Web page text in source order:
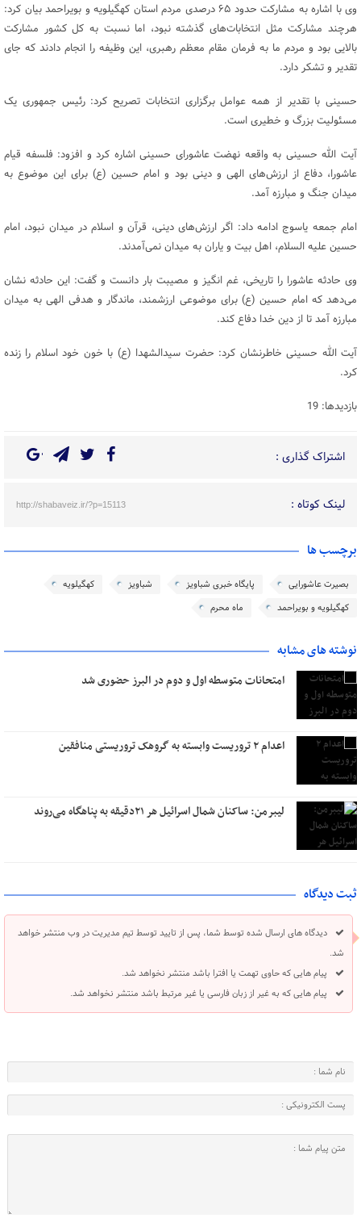
وی با اشاره به مشارکت حدود ۶۵ درصدی مردم استان کهگیلویه و بویراحمد بیان کرد:
هرچند مشارکت مثل انتخابات‌های گذشته نبود، اما نسبت به کل کشور مشارکت
بالایی بود و مردم ما به فرمان مقام معظم رهبری، این وظیفه را انجام دادند که جای
تقدیر و تشکر دارد.
حسینی با تقدیر از همه عوامل برگزاری انتخابات تصریح کرد: رئیس جمهوری یک
مسئولیت بزرگ و خطیری است.
آیت الله حسینی به واقعه نهضت عاشورای حسینی اشاره کرد و افزود: فلسفه قیام
عاشورا، دفاع از ارزش‌های الهی و دینی بود و امام حسین (ع) برای این موضوع به
میدان جنگ و مبارزه آمد.
امام جمعه یاسوج ادامه داد: اگر ارزش‌های دینی، قرآن و اسلام در میدان نبود، امام
حسین علیه السلام، اهل بیت و یاران به میدان نمی‌آمدند.
وی حادثه عاشورا را تاریخی، غم انگیز و مصیبت بار دانست و گفت: این حادثه نشان
می‌دهد که امام حسین (ع) برای موضوعی ارزشمند، ماندگار و هدفی الهی به میدان
مبارزه آمد تا از دین خدا دفاع کند.
آیت الله حسینی خاطرنشان کرد: حضرت سیدالشهدا (ع) با خون خود اسلام را زنده
کرد.
بازدیدها: 19
اشتراک گذاری :
لینک کوتاه : http://shabaveiz.ir/?p=15113
برچسب ها
بصیرت عاشورایی پایگاه خبری شباویز شباویز
کهگیلویه
کهگیلویه و بویراحمد
ماه محرم
نوشته های مشابه
امتحانات متوسطه اول و دوم در البرز حضوری شد
اعدام ۲ تروریست وابسته به گروهک تروریستی منافقین
لیبرمن: ساکنان شمال اسرائیل هر ۲۱دقیقه به پناهگاه می‌روند
ثبت دیدگاه
دیدگاه های ارسال شده توسط شما، پس از تایید توسط تیم مدیریت در وب منتشر خواهد
شد.
پیام هایی که حاوی تهمت یا افترا باشد منتشر نخواهد شد.
پیام هایی که به غیر از زبان فارسی یا غیر مرتبط باشد منتشر نخواهد شد.